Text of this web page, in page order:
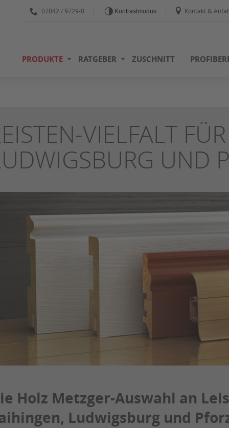
07042 / 9729-0 Kontrastmodus Kontakt &
PRODUKTE RATGEBER ZUSCHNITT
VIELFALT
UND
Holz Metzger-Auswahl an
Ludwigsburg und